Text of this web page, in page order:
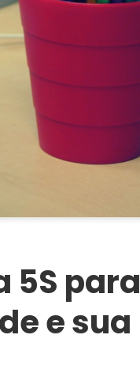
5S para
e sua